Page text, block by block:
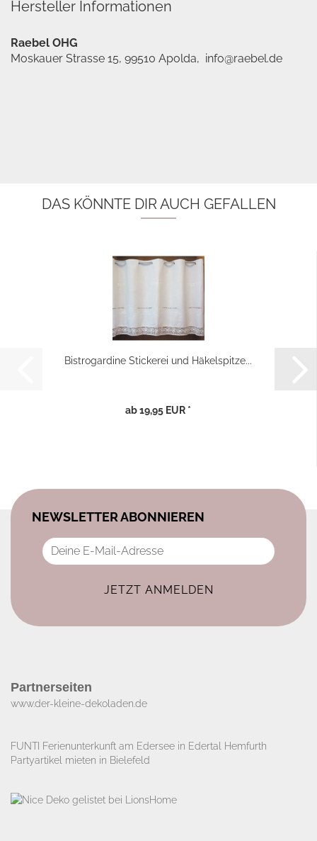
Hersteller Informationen
Raebel OHG
Moskauer Strasse 15, 99510 Apolda, info@raebel.de
DAS KÖNNTE DIR AUCH GEFALLEN
Bistrogardine Stickerei und Häkelspitze...
ab 19,95 EUR *
NEWSLETTER ABONNIEREN
Partnerseiten
www.der-kleine-dekoladen.de​
FUNTI Ferienunterkunft am Edersee in Edertal Hemfurth
Partyartikel mieten in Bielefeld